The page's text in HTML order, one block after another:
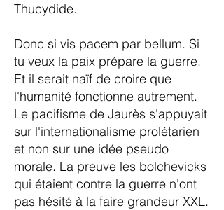
Thucydide.
Donc si vis pacem par bellum. Si
tu veux la paix prépare la guerre.
Et il serait naïf de croire que
l'humanité fonctionne autrement.
Le pacifisme de Jaurès s'appuyait
sur l'internationalisme prolétarien
et non sur une idée pseudo
morale. La preuve les bolchevicks
qui étaient contre la guerre n'ont
pas hésité à la faire grandeur XXL.